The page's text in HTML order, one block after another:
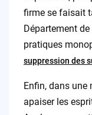
firme se faisait
Département
pratiques
suppression des
Enfin, dans une
apaiser les